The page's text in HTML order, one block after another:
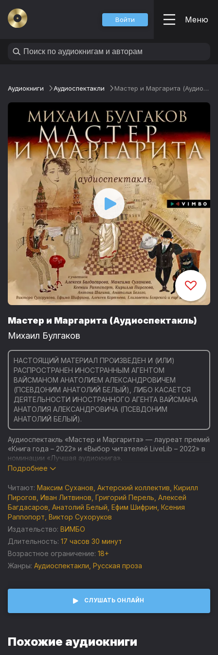
Войти Меню
Аудиокниги Аудио­спектакли Мастер и Маргарита (Аудиоспектакль)
Мастер и Маргарита (Аудиоспектакль)
Михаил Булгаков
НАСТОЯЩИЙ МАТЕРИАЛ ПРОИЗВЕДЕН И (ИЛИ)
РАСПРОСТРАНЕН ИНОСТРАННЫМ АГЕНТОМ
ВАЙСМАНОМ АНАТОЛИЕМ АЛЕКСАНДРОВИЧЕМ
(ПСЕВДОНИМ АНАТОЛИЙ БЕЛЫЙ), ЛИБО КАСАЕТСЯ
ДЕЯТЕЛЬНОСТИ ИНОСТРАННОГО АГЕНТА ВАЙСМАНА
АНАТОЛИЯ АЛЕКСАНДРОВИЧА (ПСЕВДОНИМ
АНАТОЛИЙ БЕЛЫЙ).
Аудиоспектакль «Мастер и Маргарита» — лауреат премий
«Книга года – 2022» и «Выбор читателей LiveLib – 2022» в
номинации «Лучшая аудиокнига».
Анатолий Белый, Алексей Кортнев и Кирилл Пирогов,
Елизавета Боярская и Антон Шагин, Ефим Шифрин и Анна
Каменкова. И многие другие!
Аудио Издательство ВИМБО предлагает вашему
вниманию первый и небывало масштабный
«Мастер и Маргарита», исполненный целым созвездием
голос, и их тонко срежиссированное многозвучие
запускает в воображении слушателя настоящее кино.
прозвучать сегодня? О непримиримых противоречиях
Подробнее
Читают: Максим Суханов Актерский коллектив Кирилл
Пирогов Иван Литвинов Григорий Перель Алексей
Багдасаров Анатолий Белый Ефим Шифрин Ксения
Раппопорт Виктор Сухоруков
Издательство: ВИМБО
Длительность: 17 часов 30 минут
Возрастное ограничение: 18+
Жанры: Аудио­спектакли Русская проза
СЛУШАТЬ ОНЛАЙН
Похожие аудиокниги